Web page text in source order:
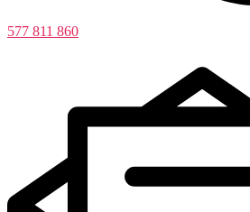
577 811 860